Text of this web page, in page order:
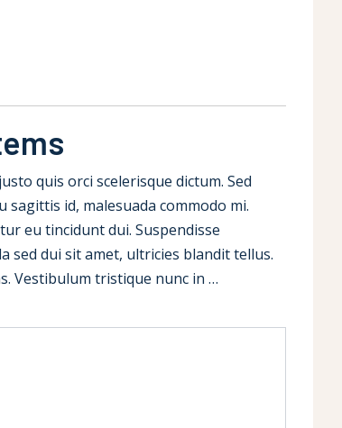
quis orci scelerisque dictum. Sed
id, malesuada commodo mi.
eu tincidunt dui. Suspendisse
sed dui sit amet, ultricies blandit tellus.
Vestibulum tristique nunc in …